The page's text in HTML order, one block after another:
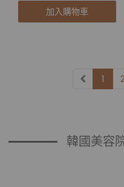
加入購物車
1
韓國美容